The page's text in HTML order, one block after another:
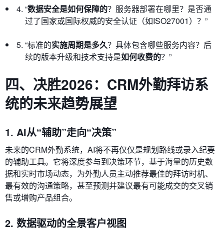
“数据安全是如何保障的？服务器部署在哪里？是否通
过了国家或国际权威的安全认证（如ISO27001）？”
“标准的实施周期是多久？具体包含哪些服务内容？后
续的版本升级和技术支持是如何收费的？”
四、决胜2026：CRM外勤拜访系
统的未来趋势展望
1. AI从“辅助”走向“决策”
未来的CRM外勤系统，AI将不再仅仅是规划路线或录入纪要
的辅助工具。它将深度参与到决策环节，基于海量的历史数
据和实时市场动态，为外勤人员主动推荐最佳的拜访时机、
最有效的沟通策略，甚至预测并建议最有可能成交的交叉销
售或增购产品组合。
2. 数据驱动的全景客户视图